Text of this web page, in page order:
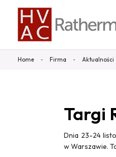
Home Firma Aktualności
Targi
Dnia 23-24
w Warszawie.